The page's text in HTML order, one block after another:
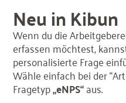
Neu in Kibun
Wenn du die
erfassen möchtest,
personalisierte Frage
Wähle einfach bei der
Fragetyp„eNPS“aus.